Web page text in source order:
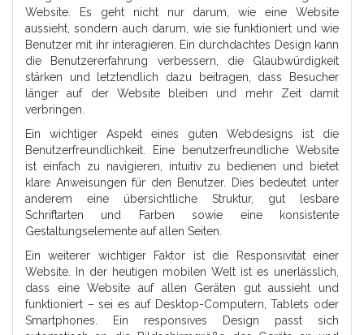
Website. Es geht nicht nur darum, wie eine Website
aussieht, sondern auch darum, wie sie funktioniert und wie
Benutzer mit ihr interagieren. Ein durchdachtes Design kann
die Benutzererfahrung verbessern, die Glaubwürdigkeit
stärken und letztendlich dazu beitragen, dass Besucher
länger auf der Website bleiben und mehr Zeit damit
verbringen.
Ein wichtiger Aspekt eines guten Webdesigns ist die
Benutzerfreundlichkeit. Eine benutzerfreundliche Website
ist einfach zu navigieren, intuitiv zu bedienen und bietet
klare Anweisungen für den Benutzer. Dies bedeutet unter
anderem eine übersichtliche Struktur, gut lesbare
Schriftarten und Farben sowie eine konsistente
Gestaltungselemente auf allen Seiten.
Ein weiterer wichtiger Faktor ist die Responsivität einer
Website. In der heutigen mobilen Welt ist es unerlässlich,
dass eine Website auf allen Geräten gut aussieht und
funktioniert – sei es auf Desktop-Computern, Tablets oder
Smartphones. Ein responsives Design passt sich